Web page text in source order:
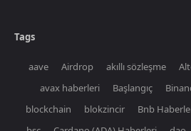
Tags
aave Airdrop akıllı sözleşme
avax haberleri
Başlangıç
blockchain
blokzincir Bnb